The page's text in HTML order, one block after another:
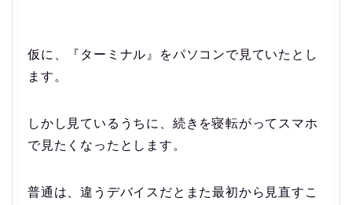
仮に、『ターミナル』をパソコンで見ていたとし
ます。
しかし見ているうちに、続きを寝転がってスマホ
で見たくなったとします。
普通は、違うデバイスだとまた最初から見直すこ